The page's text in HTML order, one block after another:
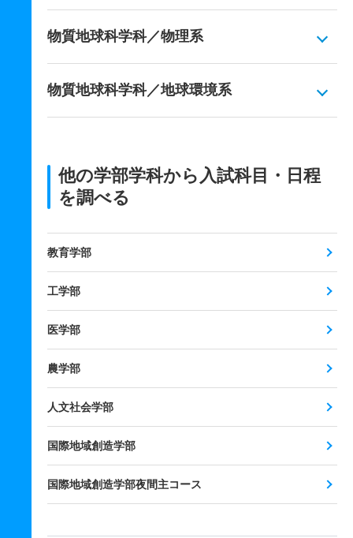
物質地球科学科／物理系
物質地球科学科／地球環境系
他の学部学科から入試科目・日程
を調べる
教育学部
工学部
医学部
農学部
人文社会学部
国際地域創造学部
国際地域創造学部夜間主コース